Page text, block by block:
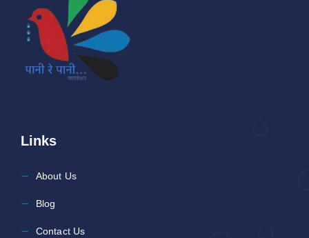
Links
About Us
Blog
Contact Us